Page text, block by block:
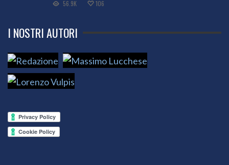
56.9K 106
I NOSTRI AUTORI